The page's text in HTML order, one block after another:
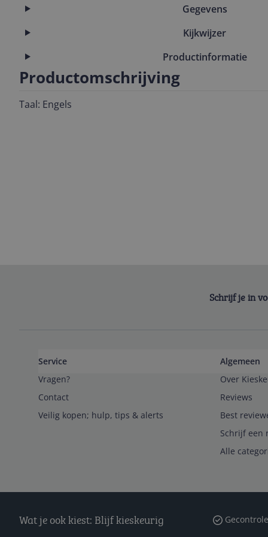
Gegevens
Kijkwijzer
Productinformatie
Productomschrijving
Taal: Engels
Schrijf je in
Service
Vragen?
Contact
Veilig kopen; hulp, tips & alerts
Algemeen
Over
Reviews
Best
Schrijf een
Alle
Wat je ook kiest: Blijf kieskeurig